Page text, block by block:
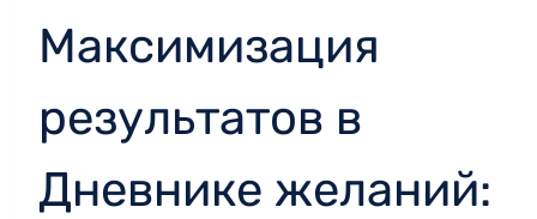
Максимизация
результатов в
Дневнике желаний: